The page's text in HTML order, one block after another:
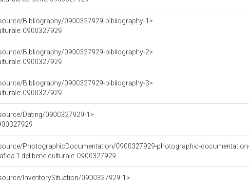
Bibliography/0900327929-bibliography-1>
0900327929
Bibliography/0900327929-bibliography-2>
0900327929
Bibliography/0900327929-bibliography-3>
0900327929
Dating/0900327929-1>
PhotographicDocumentation/0900327929-photographic-
1 del bene culturale: 0900327929
InventorySituation/0900327929-1>